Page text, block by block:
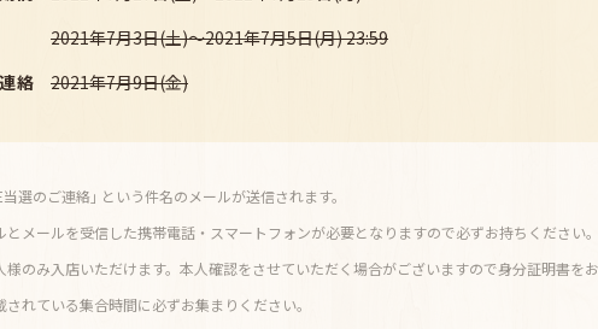
2021年7月3日(土)～2021年7月5日(月) 23:59
絡
2021年7月9日(金)
選のご連絡｣ という件名のメールが送信されます。
メールを受信した携帯電話・スマートフォンが必要となりますので必ずお持ちください。
のみ入店いただけます。本人確認をさせていただく場合がございますので身分証明書をお
れている集合時間に必ずお集まりください。